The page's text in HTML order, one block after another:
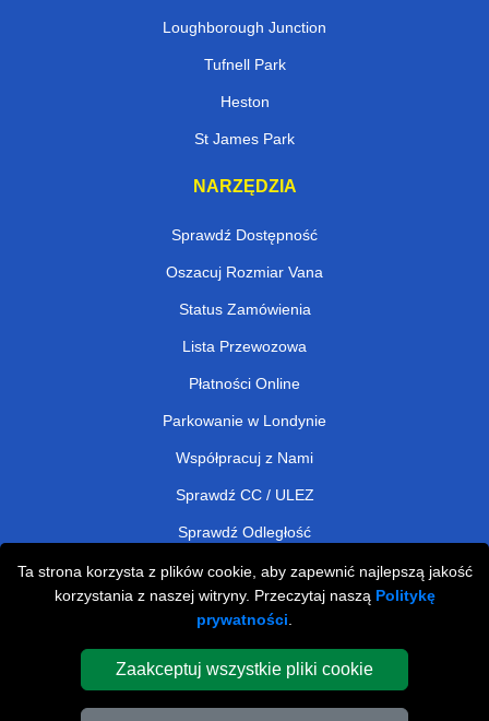
Ta strona korzysta z plików cookie, aby zapewnić najlepszą jakość
korzystania z naszej witryny. Przeczytaj naszą Politykę
prywatności
Zaakceptuj wszystkie pliki cookie
Loughborough Junction
Tufnell Park
Heston
St James Park
NARZĘDZIA
Sprawdź Dostępność
Oszacuj Rozmiar Vana
Status Zamówienia
Lista Przewozowa
Płatności Online
Parkowanie w Londynie
Współpracuj z Nami
Sprawdź CC / ULEZ
Sprawdź Odległość
Man and Van Removals